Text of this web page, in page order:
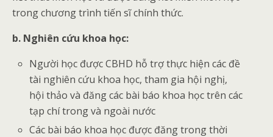
trong chương trình tiến sĩ chính thức.
b. Nghiên cứu khoa học:
Người học được CBHD hỗ trợ thực hiện các đề
tài nghiên cứu khoa học, tham gia hội nghị,
hội thảo và đăng các bài báo khoa học trên các
tạp chí trong và ngoài nước
Các bài báo khoa học được đăng trong thời